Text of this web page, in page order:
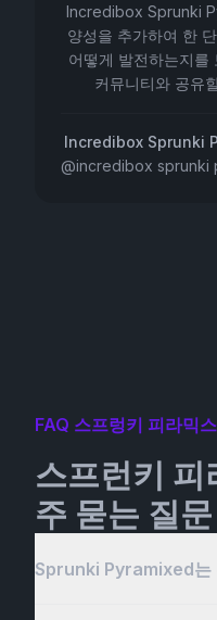
Incredibox Sprunki
양성을 추가하여 한
어떻게 발전하는지를
커뮤니티와 공유
Incredibox Sprunki
@incredibox sprunki
FAQ 스프렁키 피라믹
스프런키 피
주 묻는 질문
Sprunki Pyramixed는